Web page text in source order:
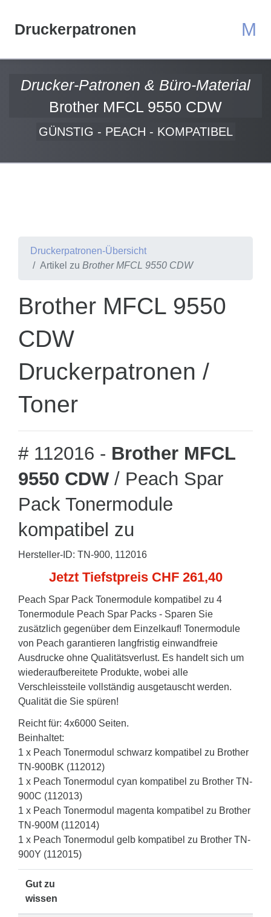
Druckerpatronen M
Drucker-Patronen & Büro-Material
Brother MFCL 9550 CDW
GÜNSTIG - PEACH - KOMPATIBEL
Druckerpatronen-Übersicht
Artikel zu Brother MFCL 9550 CDW
Brother MFCL 9550
CDW
Druckerpatronen /
Toner
# 112016 - Brother MFCL
9550 CDW / Peach Spar
Pack Tonermodule
kompatibel zu
Hersteller-ID: TN-900, 112016
Jetzt Tiefstpreis CHF 261,40
Peach Spar Pack Tonermodule kompatibel zu 4
Tonermodule Peach Spar Packs - Sparen Sie
zusätzlich gegenüber dem Einzelkauf! Tonermodule
von Peach garantieren langfristig einwandfreie
Ausdrucke ohne Qualitätsverlust. Es handelt sich um
wiederaufbereitete Produkte, wobei alle
Verschleissteile vollständig ausgetauscht werden.
Qualität die Sie spüren!
Reicht für: 4x6000 Seiten.
Beinhaltet:
1 x Peach Tonermodul schwarz kompatibel zu Brother
TN-900BK (112012)
1 x Peach Tonermodul cyan kompatibel zu Brother TN-
900C (112013)
1 x Peach Tonermodul magenta kompatibel zu Brother
TN-900M (112014)
1 x Peach Tonermodul gelb kompatibel zu Brother TN-
900Y (112015)
Gut zu
wissen